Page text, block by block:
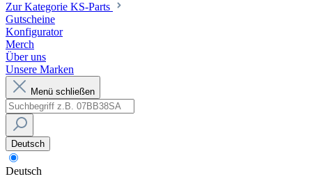
Zur Kategorie KS-Parts
Gutscheine
Konfigurator
Merch
Über uns
Unsere Marken
Menü schließen
Deutsch
Deutsch